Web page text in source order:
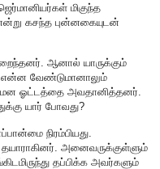
மிகுந்த
கசந்த புன்னகையுடன்
ஆனால் யாருக்கும்
என்ன வேண்டுமானாலும்
மன ஓட்டத்தை அவதானித்தனர்.
யார் போவது?
நிரம்பியது.
அனைவருக்குள்ளும்
தப்பிக்க அவர்களும்